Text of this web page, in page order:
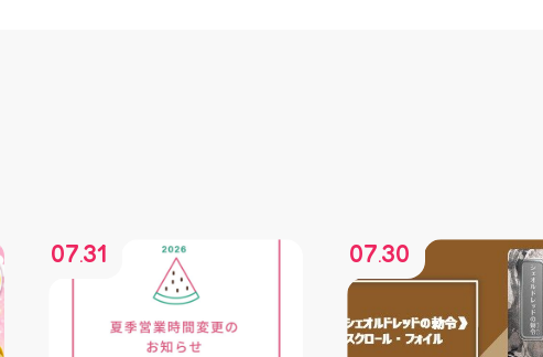
07.31 07.30